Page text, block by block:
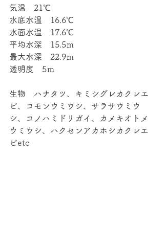
気温　21℃
水底水温　16.6℃
水面水温　17.6℃
平均水深　15.5ｍ
最大水深　22.9ｍ
透明度　5ｍ
生物　ハナタツ、キミシグレカクレエ
ビ、コモンウミウシ、サラサウミウ
シ、コノハミドリガイ、カメキオトメ
ウミウシ、ハクセンアカホシカクレエ
ビetc